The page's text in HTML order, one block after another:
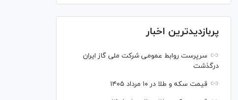
پربازدیدترین اخبار
سرپرست روابط عمومی شرکت ملی گاز ایران
درگذشت
قیمت سکه و طلا در ۱۰ مرداد ۱۴۰۵